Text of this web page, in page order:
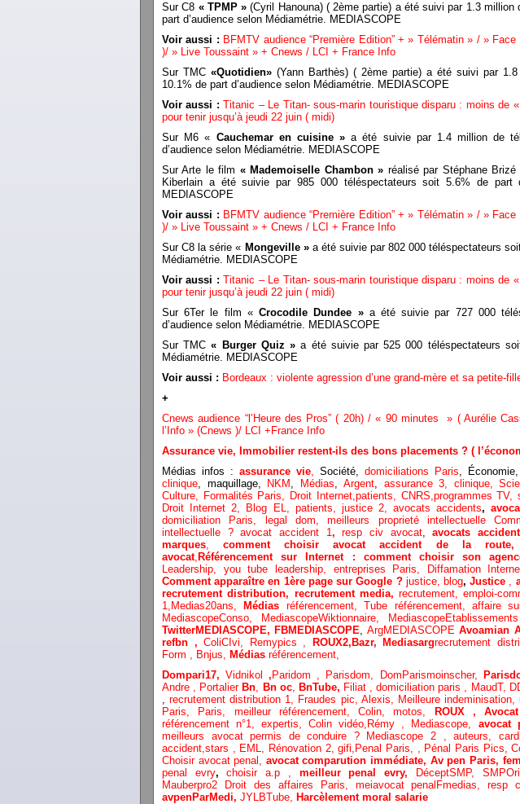
Sur C8 « TPMP » (Cyril Hanouna) ( 2ème partie) a été suivi par 1.3
part d’audience selon Médiamétrie. MEDIASCOPE
Voir aussi : BFMTV audience “Première Edition” + » Télématin » / »
)/ » Live Toussaint » + Cnews / LCI + France Info
Sur TMC «Quotidien» (Yann Barthès) ( 2ème partie) a été suivi par
10.1% de part d’audience selon Médiamétrie. MEDIASCOPE
Voir aussi : Titanic – Le Titan- sous-marin touristique disparu : moins de
pour tenir jusqu’à jeudi 22 juin ( midi)
Sur M6 « Cauchemar en cuisine » a été suivie par 1.4 million de
d’audience selon Médiamétrie. MEDIASCOPE
Sur Arte le film « Mademoiselle Chambon » réalisé par Stéphane
Kiberlain a été suivie par 985 000 téléspectateurs soit 5.6% de part
MEDIASCOPE
Voir aussi : BFMTV audience “Première Edition” + » Télématin » / »
)/ » Live Toussaint » + Cnews / LCI + France Info
Sur C8 la série « Mongeville »a été suivie par 802 000 téléspectateurs
Médiamétrie. MEDIASCOPE
Voir aussi : Titanic – Le Titan- sous-marin touristique disparu : moins de
pour tenir jusqu’à jeudi 22 juin ( midi)
Sur 6Ter le film «Crocodile Dundee »a été suivie par 727 000
d’audience selon Médiamétrie. MEDIASCOPE
Sur TMC« Burger Quiz » a été suivie par 525 000 téléspectateurs
Médiamétrie. MEDIASCOPE
Voir aussi : Bordeaux : violente agression d’une grand-mère et sa petite-
+
Cnews audience “l’Heure des Pros” ( 20h) / « 90 minutes » ( Aurélie
l’Info » (Cnews )/ LCI +France Info
Assurance vie, Immobilier restent-ils des bons placements ? (
Médias infos : assurance vie, Société, domiciliations Paris, Économie,
clinique, maquillage, NKM , Médias, Argent, assurance 3, clinique,
Culture, Formalités Paris, Droit Internet,patients, CNRS,programmes TV,
Droit Internet 2, Blog EL, patients, justice 2,avocats accidents,
domiciliation Paris,
legal dom,meilleurs proprieté intellectuelle
intellectuelle ?avocat accident 1,resp civ avocat,avocats
marques,comment choisir avocat accident de la route
avocat, Référencement sur Internet : comment choisir son
Leadership, you tube leadership, entreprises Paris, Diffamation
Comment apparaître en 1ère page sur Google ? justice, blog,Justice ,
recrutement distribution, recrutement media,recrutement,emploi-
1, Medias20ans, Médias référencement,Tube référencement, affaire
MediascopeConso,
MediascopeWiktionnaire,
TwitterMEDIASCOPE, FBMEDIASCOPE,ArgMEDIASCOPEAvoamian
refbn ,ColiCIvi, Remypics , ROUX2, Bazr, Mediasargrecrutement
Form , Bnjus, Médias référencement,
Dompari17,Vidnikol, Paridom , Parisdom, DomParismoinscher,
Andre , Portalier Bn, Bn oc, BnTube, Filiat,domiciliation paris , MaudT,
,recrutement distribution 1, Fraudes pic, Alexis, Meilleure indeminisation,
Paris,
Paris, meilleur référencement, Colin,motos, ROUX ,
référencement n°1,expertis,Colin vidéo, Rémy , Mediascope, avocat
meilleurs avocat permis de conduire ?
Mediascope 2 ,auteurs,
accident,stars , EML, Rénovation 2, gifi, Penal Paris, , Pénal Paris Pics,
Choisir avocat penal, avocat comparution immédiate, Av pen Paris,
penal evry,choisir a.p , meilleur penal evry, DéceptSMP, SMP
Mauberpro2
Droit des affaires Paris, meiavocat penalFmedias,resp
avpenParMedi, JYLBTube, Harcèlement moral salarie